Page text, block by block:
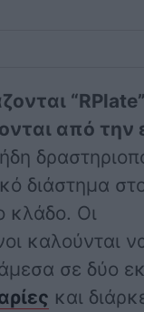
“RPlate”
από την
διάστημα
κλάδο. Οι
καλούνται
σε δύο
και